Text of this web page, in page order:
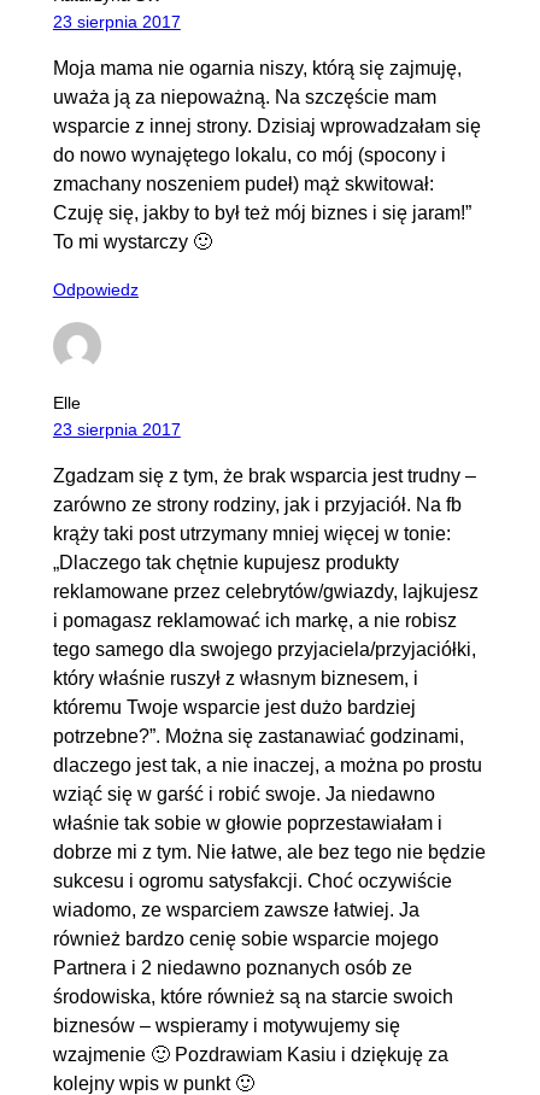
23 sierpnia 2017
Moja mama nie ogarnia niszy, którą się zajmuję,
uważa ją za niepoważną. Na szczęście mam
wsparcie z innej strony. Dzisiaj wprowadzałam się
do nowo wynajętego lokalu, co mój (spocony i
zmachany noszeniem pudeł) mąż skwitował:
Czuję się, jakby to był też mój biznes i się jaram!”
To mi wystarczy 🙂
Odpowiedz
Elle
23 sierpnia 2017
Zgadzam się z tym, że brak wsparcia jest trudny –
zarówno ze strony rodziny, jak i przyjaciół. Na fb
krąży taki post utrzymany mniej więcej w tonie:
„Dlaczego tak chętnie kupujesz produkty
reklamowane przez celebrytów/gwiazdy, lajkujesz
i pomagasz reklamować ich markę, a nie robisz
tego samego dla swojego przyjaciela/przyjaciółki,
który właśnie ruszył z własnym biznesem, i
któremu Twoje wsparcie jest dużo bardziej
potrzebne?”. Można się zastanawiać godzinami,
dlaczego jest tak, a nie inaczej, a można po prostu
wziąć się w garść i robić swoje. Ja niedawno
właśnie tak sobie w głowie poprzestawiałam i
dobrze mi z tym. Nie łatwe, ale bez tego nie będzie
sukcesu i ogromu satysfakcji. Choć oczywiście
wiadomo, ze wsparciem zawsze łatwiej. Ja
również bardzo cenię sobie wsparcie mojego
Partnera i 2 niedawno poznanych osób ze
środowiska, które również są na starcie swoich
biznesów – wspieramy i motywujemy się
wzajmenie 🙂 Pozdrawiam Kasiu i dziękuję za
kolejny wpis w punkt 🙂